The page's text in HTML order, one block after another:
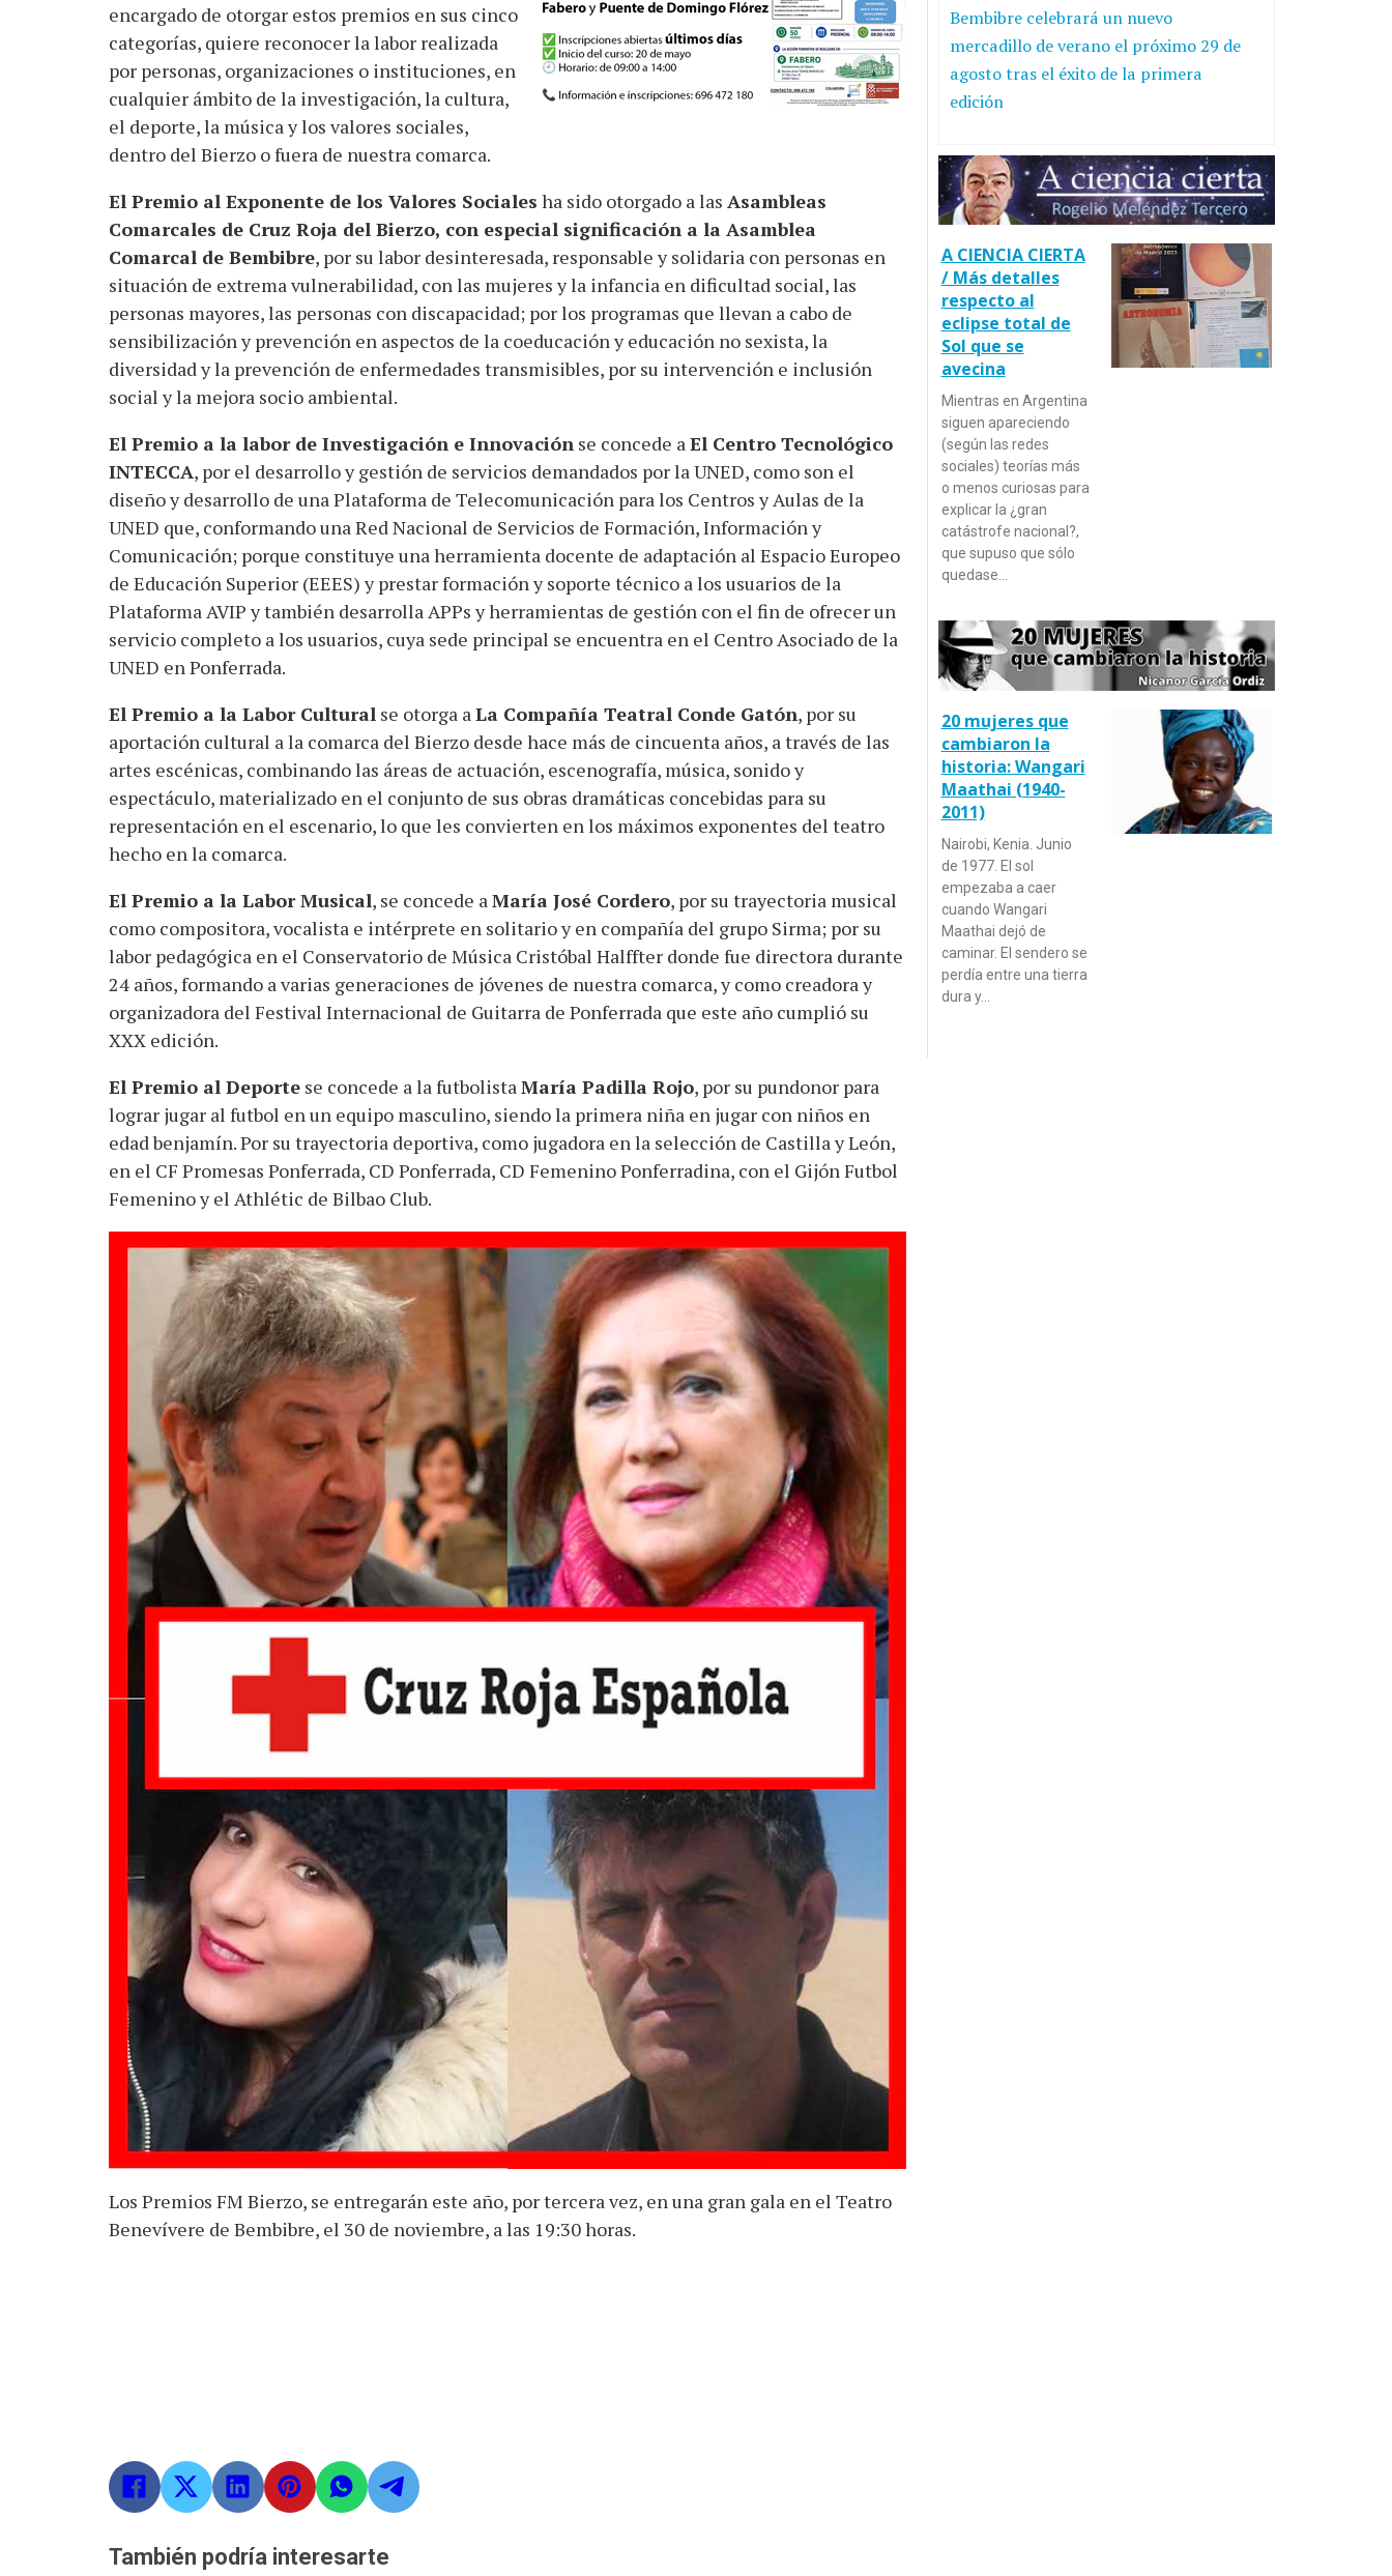
encargado de otorgar estos premios en sus cinco
categorías, quiere reconocer la labor realizada
por personas, organizaciones o instituciones, en
cualquier ámbito de la investigación, la cultura,
el deporte, la música y los valores sociales,
dentro del Bierzo o fuera de nuestra comarca.
El Premio al Exponente de los Valores Sociales ha sido otorgado a las Asambleas
Comarcales de Cruz Roja del Bierzo, con especial significación a la Asamblea
Comarcal de Bembibre, por su labor desinteresada, responsable y solidaria con personas en
situación de extrema vulnerabilidad, con las mujeres y la infancia en dificultad social, las
personas mayores, las personas con discapacidad; por los programas que llevan a cabo de
sensibilización y prevención en aspectos de la coeducación y educación no sexista, la
diversidad y la prevención de enfermedades transmisibles, por su intervención e inclusión
social y la mejora socio ambiental.
El Premio a la labor de Investigación e Innovación se concede a El Centro Tecnológico
INTECCA, por el desarrollo y gestión de servicios demandados por la UNED, como son el
diseño y desarrollo de una Plataforma de Telecomunicación para los Centros y Aulas de la
UNED que, conformando una Red Nacional de Servicios de Formación, Información y
Comunicación; porque constituye una herramienta docente de adaptación al Espacio Europeo
de Educación Superior (EEES) y prestar formación y soporte técnico a los usuarios de la
Plataforma AVIP y también desarrolla APPs y herramientas de gestión con el fin de ofrecer un
servicio completo a los usuarios, cuya sede principal se encuentra en el Centro Asociado de la
UNED en Ponferrada.
El Premio a la Labor Cultural se otorga a La Compañía Teatral Conde Gatón, por su
aportación cultural a la comarca del Bierzo desde hace más de cincuenta años, a través de las
artes escénicas, combinando las áreas de actuación, escenografía, música, sonido y
espectáculo, materializado en el conjunto de sus obras dramáticas concebidas para su
representación en el escenario, lo que les convierten en los máximos exponentes del teatro
hecho en la comarca.
El Premio a la Labor Musical, se concede a María José Cordero, por su trayectoria musical
como compositora, vocalista e intérprete en solitario y en compañía del grupo Sirma; por su
labor pedagógica en el Conservatorio de Música Cristóbal Halffter donde fue directora durante
24 años, formando a varias generaciones de jóvenes de nuestra comarca, y como creadora y
organizadora del Festival Internacional de Guitarra de Ponferrada que este año cumplió su
XXX edición.
El Premio al Deportese concede a la futbolista María Padilla Rojo, por su pundonor para
lograr jugar al futbol en un equipo masculino, siendo la primera niña en jugar con niños en
edad benjamín. Por su trayectoria deportiva, como jugadora en la selección de Castilla y León,
en el CF Promesas Ponferrada, CD Ponferrada, CD Femenino Ponferradina, con el Gijón Futbol
Femenino y el Athlétic de Bilbao Club.
Los Premios FM Bierzo, se entregarán este año, por tercera vez, en una gran gala en el Teatro
Benevívere de Bembibre, el 30 de noviembre, a las 19:30 horas.
También podría interesarte
Bembibre celebrará un nuevo
mercadillo de verano el próximo 29 de
agosto tras el éxito de la primera
edición
A CIENCIA CIERTA
/ Más detalles
respecto al
eclipse total de
Sol que se
avecina
Mientras en Argentina
siguen apareciendo
(según las redes
sociales) teorías más
o menos curiosas para
explicar la ¿gran
catástrofe nacional?,
que supuso que sólo
quedase…
20 mujeres que
cambiaron la
historia: Wangari
Maathai (1940-
2011)
Nairobi, Kenia. Junio
de 1977. El sol
empezaba a caer
cuando Wangari
Maathai dejó de
caminar. El sendero se
perdía entre una tierra
dura y…